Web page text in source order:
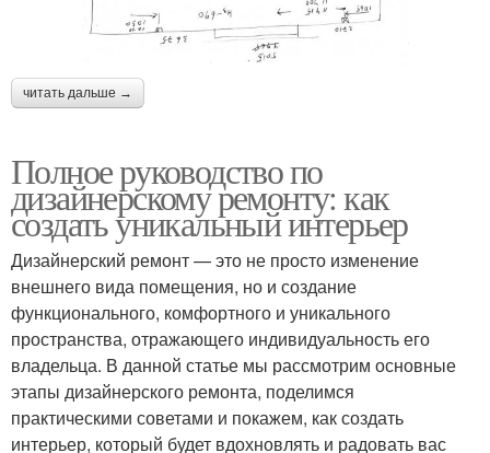
читать дальше →
Полное руководство по
дизайнерскому ремонту: как
создать уникальный интерьер
Дизайнерский ремонт — это не просто изменение
внешнего вида помещения, но и создание
функционального, комфортного и уникального
пространства, отражающего индивидуальность его
владельца. В данной статье мы рассмотрим основные
этапы дизайнерского ремонта, поделимся
практическими советами и покажем, как создать
интерьер, который будет вдохновлять и радовать вас